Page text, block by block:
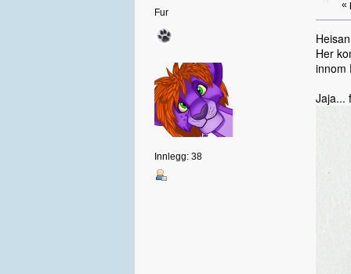
Fur
Innlegg: 38
«
Her
innom
Jaja...